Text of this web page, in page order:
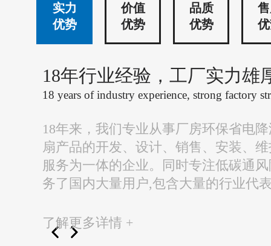
实力
优势
价值
优势
品质
优势
18年行业经验，工厂实力雄
18 years of industry experience, strong factory
18年来，我们专业从事厂房环保省电
扇产品的开发、设计、销售、安装、
服务为一体的企业。同时专注低碳通
务了国内大量用户,包含大量的行业代
了解更多详情 +